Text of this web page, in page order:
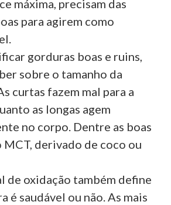
máxima, precisam das
para agirem como
gorduras boas e ruins,
sobre o tamanho da
curtas fazem mal para a
as longas agem
no corpo. Dentre as boas
MCT, derivado de coco ou
de oxidação também define
é saudável ou não. As mais